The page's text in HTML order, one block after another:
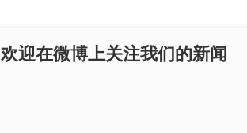
欢迎在微博上关注我们的新闻